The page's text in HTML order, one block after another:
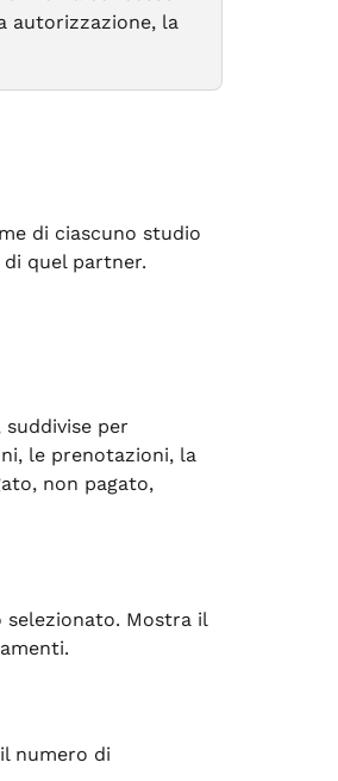
autorizzazione, la
di ciascuno studio
quel partner.
per
le prenotazioni, la
non pagato,
selezionato. Mostra il
numero di